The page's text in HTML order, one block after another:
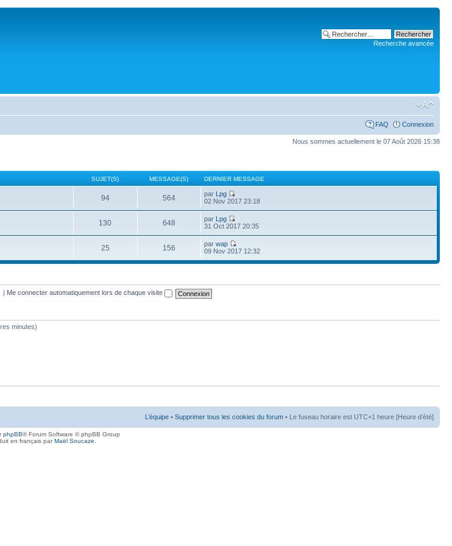
Recherche avancée
FAQ Connexion
Nous sommes actuellement le 07 Août 2026 15:38
SUJET(S) MESSAGE(S) DERNIER MESSAGE
94 564 par Lpg
02 Nov 2017 23:18
130 648 par Lpg
31 Oct 2017 20:35
25 156 parwap
09 Nov 2017 12:32
Me connecter automatiquement lors de chaque visite
minutes)
L’équipe • Supprimer tous les cookies du forum • Le fuseau horaire est UTC+1 heure [Heure d’été]
phpBB® Forum Software © phpBB Group
en français parMaël Soucaze